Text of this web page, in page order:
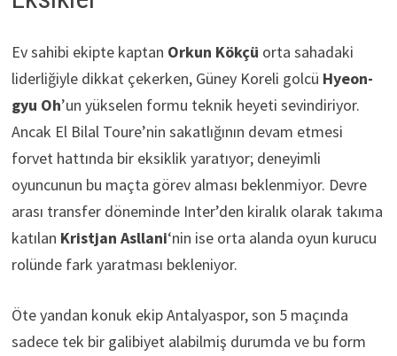
Ev sahibi ekipte kaptan Orkun Kökçü orta sahadaki
liderliğiyle dikkat çekerken, Güney Koreli golcü Hyeon-
gyu Oh’un yükselen formu teknik heyeti sevindiriyor.
Ancak El Bilal Toure’nin sakatlığının devam etmesi
forvet hattında bir eksiklik yaratıyor; deneyimli
oyuncunun bu maçta görev alması beklenmiyor. Devre
arası transfer döneminde Inter’den kiralık olarak takıma
katılan Kristjan Asllani‘nin ise orta alanda oyun kurucu
rolünde fark yaratması bekleniyor.
Öte yandan konuk ekip Antalyaspor, son 5 maçında
sadece tek bir galibiyet alabilmiş durumda ve bu form